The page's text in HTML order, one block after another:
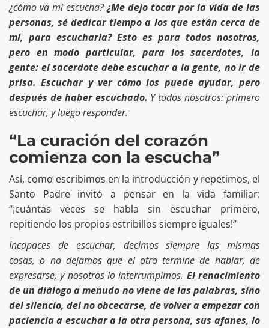
¿cómo va mi escucha?¿Me dejo tocar por la vida de las
personas, sé dedicar tiempo a los que están cerca de
mí, para escucharla? Esto es para todos nosotros,
pero en modo particular, para los sacerdotes, la
gente: el sacerdote debe escuchar a la gente, no ir de
prisa. Escuchar y ver cómo los puede ayudar, pero
después de haber escuchado. Y todos nosotros: primero
escuchar, y luego responder.
“La curación del corazón
comienza con la escucha”
Así, como escribimos en la introducción y repetimos, el
Santo Padre invitó a pensar en la vida familiar:
“¡cuántas veces se habla sin escuchar primero,
repitiendo los propios estribillos siempre iguales!”
Incapaces de escuchar, decimos siempre las mismas
cosas, o no dejamos que el otro termine de hablar, de
expresarse, y nosotros lo interrumpimos. El renacimiento
de un diálogo a menudo no viene de las palabras, sino
del silencio, del no obcecarse, de volver a empezar con
paciencia a escuchar a la otra persona, sus afanes, lo